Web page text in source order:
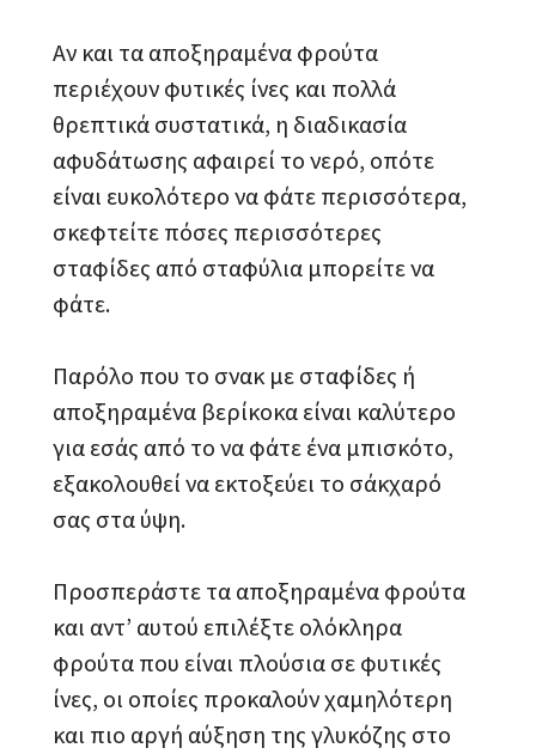
Αν και τα αποξηραμένα φρούτα
περιέχουν φυτικές ίνες και πολλά
θρεπτικά συστατικά, η διαδικασία
αφυδάτωσης αφαιρεί το νερό, οπότε
είναι ευκολότερο να φάτε περισσότερα,
σκεφτείτε πόσες περισσότερες
σταφίδες από σταφύλια μπορείτε να
φάτε.
Παρόλο που το σνακ με σταφίδες ή
αποξηραμένα βερίκοκα είναι καλύτερο
για εσάς από το να φάτε ένα μπισκότο,
εξακολουθεί να εκτοξεύει το σάκχαρό
σας στα ύψη.
Προσπεράστε τα αποξηραμένα φρούτα
και αντ’ αυτού επιλέξτε ολόκληρα
φρούτα που είναι πλούσια σε φυτικές
ίνες, οι οποίες προκαλούν χαμηλότερη
και πιο αργή αύξηση της γλυκόζης στο